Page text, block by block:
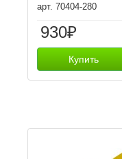
арт. 70404-280
930₽
Купить